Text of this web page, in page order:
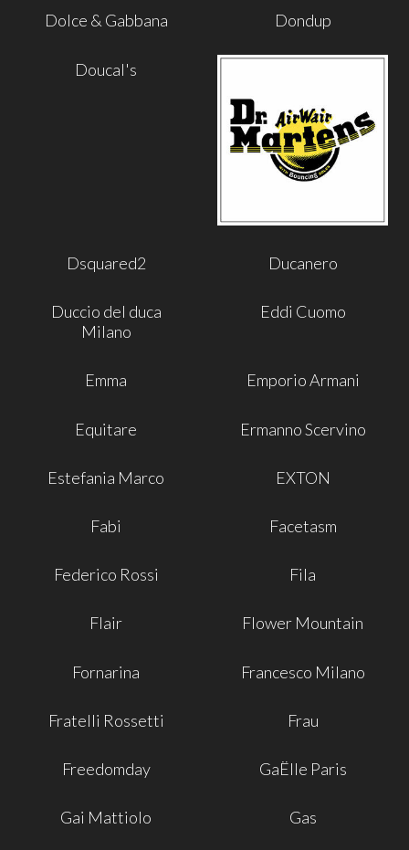
Dolce & Gabbana Dondup
Doucal's
Dsquared2 Ducanero
Duccio del duca
Milano
Eddi Cuomo
Emma Emporio Armani
Equitare Ermanno Scervino
Estefania Marco EXTON
Fabi Facetasm
Federico Rossi Fila
Flair Flower Mountain
Fornarina Francesco Milano
Fratelli Rossetti Frau
Freedomday GaËlle Paris
Gai Mattiolo Gas